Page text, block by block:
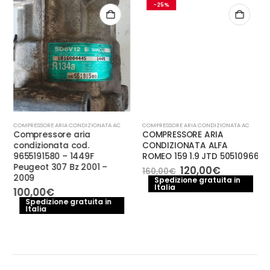
E PERFORMANCE
COMPRESSORE ARIA CONDIZIONATA AC
Compressore aria
condizionata cod.
9655191580 – 1449F
Peugeot 307 Bz 2001 –
2009
100,00€
Spedizione gratuita in
Italia
-25%
COMPRESSORE ARIA CONDIZIONATA AC
COMPRESSORE ARIA
CONDIZIONATA ALFA
ROMEO 159 1.9 JTD 50510966
160,00€ Il
prezzo
originale
120,00€Il
prezzo
attuale
Spedizione gratuita in
Italia